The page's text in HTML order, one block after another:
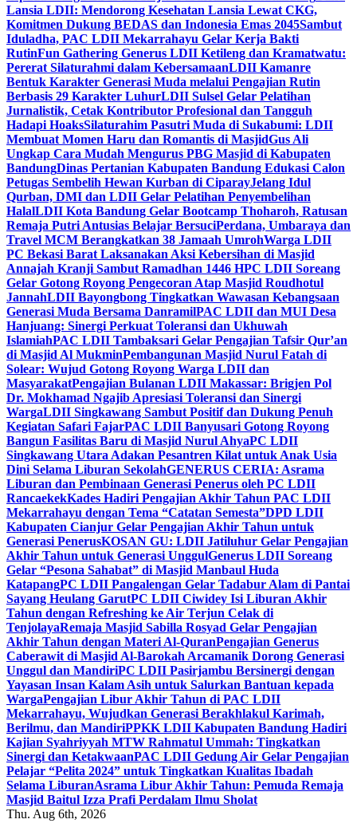
Lansia LDII: Mendorong Kesehatan Lansia Lewat CKG,
Komitmen Dukung BEDAS dan Indonesia Emas 2045Sambut
Iduladha, PAC LDII Mekarrahayu Gelar Kerja Bakti
RutinFun Gathering Generus LDII Ketileng dan Kramatwatu:
Pererat Silaturahmi dalam KebersamaanLDII Kamanre
Bentuk Karakter Generasi Muda melalui Pengajian Rutin
Berbasis 29 Karakter LuhurLDII Sulsel Gelar Pelatihan
Jurnalistik, Cetak Kontributor Profesional dan Tangguh
Hadapi HoaksSilaturahim Pasutri Muda di Sukabumi: LDII
Membuat Momen Haru dan Romantis di MasjidGus Ali
Ungkap Cara Mudah Mengurus PBG Masjid di Kabupaten
BandungDinas Pertanian Kabupaten Bandung Edukasi Calon
Petugas Sembelih Hewan Kurban di CiparayJelang Idul
Qurban, DMI dan LDII Gelar Pelatihan Penyembelihan
HalalLDII Kota Bandung Gelar Bootcamp Thoharoh, Ratusan
Remaja Putri Antusias Belajar BersuciPerdana, Umbaraya dan
Travel MCM Berangkatkan 38 Jamaah UmrohWarga LDII
PC Bekasi Barat Laksanakan Aksi Kebersihan di Masjid
Annajah Kranji Sambut Ramadhan 1446 HPC LDII Soreang
Gelar Gotong Royong Pengecoran Atap Masjid Roudhotul
JannahLDII Bayongbong Tingkatkan Wawasan Kebangsaan
Generasi Muda Bersama DanramilPAC LDII dan MUI Desa
Hanjuang: Sinergi Perkuat Toleransi dan Ukhuwah
IslamiahPAC LDII Tambaksari Gelar Pengajian Tafsir Qur’an
di Masjid Al MukminPembangunan Masjid Nurul Fatah di
Solear: Wujud Gotong Royong Warga LDII dan
MasyarakatPengajian Bulanan LDII Makassar: Brigjen Pol
Dr. Mokhamad Ngajib Apresiasi Toleransi dan Sinergi
WargaLDII Singkawang Sambut Positif dan Dukung Penuh
Kegiatan Safari FajarPAC LDII Banyusari Gotong Royong
Bangun Fasilitas Baru di Masjid Nurul AhyaPC LDII
Singkawang Utara Adakan Pesantren Kilat untuk Anak Usia
Dini Selama Liburan SekolahGENERUS CERIA: Asrama
Liburan dan Pembinaan Generasi Penerus oleh PC LDII
RancaekekKades Hadiri Pengajian Akhir Tahun PAC LDII
Mekarrahayu dengan Tema “Catatan Semesta”DPD LDII
Kabupaten Cianjur Gelar Pengajian Akhir Tahun untuk
Generasi PenerusKOSAN GU: LDII Jatiluhur Gelar Pengajian
Akhir Tahun untuk Generasi UnggulGenerus LDII Soreang
Gelar “Pesona Sahabat” di Masjid Manbaul Huda
KatapangPC LDII Pangalengan Gelar Tadabur Alam di Pantai
Sayang Heulang GarutPC LDII Ciwidey Isi Liburan Akhir
Tahun dengan Refreshing ke Air Terjun Celak di
TenjolayaRemaja Masjid Sabilla Rosyad Gelar Pengajian
Akhir Tahun dengan Materi Al-QuranPengajian Generus
Caberawit di Masjid Al-Barokah Arcamanik Dorong Generasi
Unggul dan MandiriPC LDII Pasirjambu Bersinergi dengan
Yayasan Insan Kalam Asih untuk Salurkan Bantuan kepada
WargaPengajian Libur Akhir Tahun di PAC LDII
Mekarrahayu, Wujudkan Generasi Berakhlakul Karimah,
Berilmu, dan MandiriPPKK LDII Kabupaten Bandung Hadiri
Kajian Syahriyyah MTW Rahmatul Ummah: Tingkatkan
Sinergi dan KetakwaanPAC LDII Gedung Air Gelar Pengajian
Pelajar “Pelita 2024” untuk Tingkatkan Kualitas Ibadah
Selama LiburanAsrama Libur Akhir Tahun: Pemuda Remaja
Masjid Baitul Izza Prafi Perdalam Ilmu Sholat
Thu. Aug 6th, 2026